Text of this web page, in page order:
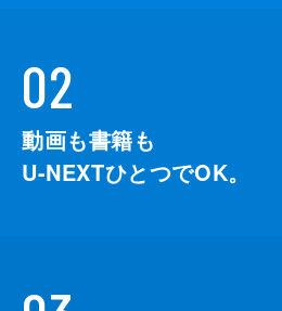
02
動画も書籍も
U-NEXTひとつでOK。